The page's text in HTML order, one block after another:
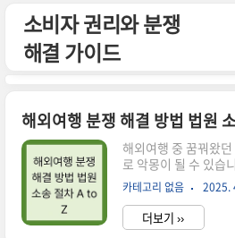
소비자 권리와 분쟁
해결 가이드
해외여행 분쟁 해결 방법 법원
해외여행 중 꿈꿔왔
로 악몽이 될 수 있습
오류, 여행사의 횡포
죠? 이런 억울한 상황
분쟁 해결의 A to Z,
소송, 소액심판, 지급
카테고리 없음 2025.
더보기 ››